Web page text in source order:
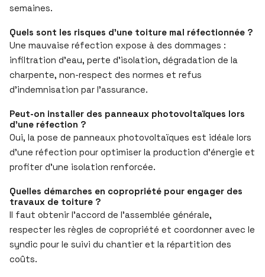
semaines.
Quels sont les risques d’une toiture mal réfectionnée ?
Une mauvaise réfection expose à des dommages :
infiltration d’eau, perte d’isolation, dégradation de la
charpente, non-respect des normes et refus
d’indemnisation par l’assurance.
Peut-on installer des panneaux photovoltaïques lors
d’une réfection ?
Oui, la pose de panneaux photovoltaïques est idéale lors
d’une réfection pour optimiser la production d’énergie et
profiter d’une isolation renforcée.
Quelles démarches en copropriété pour engager des
travaux de toiture ?
Il faut obtenir l’accord de l’assemblée générale,
respecter les règles de copropriété et coordonner avec le
syndic pour le suivi du chantier et la répartition des
coûts.